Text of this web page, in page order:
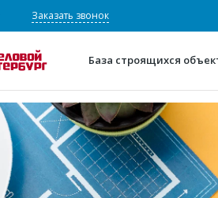
Заказать звонок
База строящихся